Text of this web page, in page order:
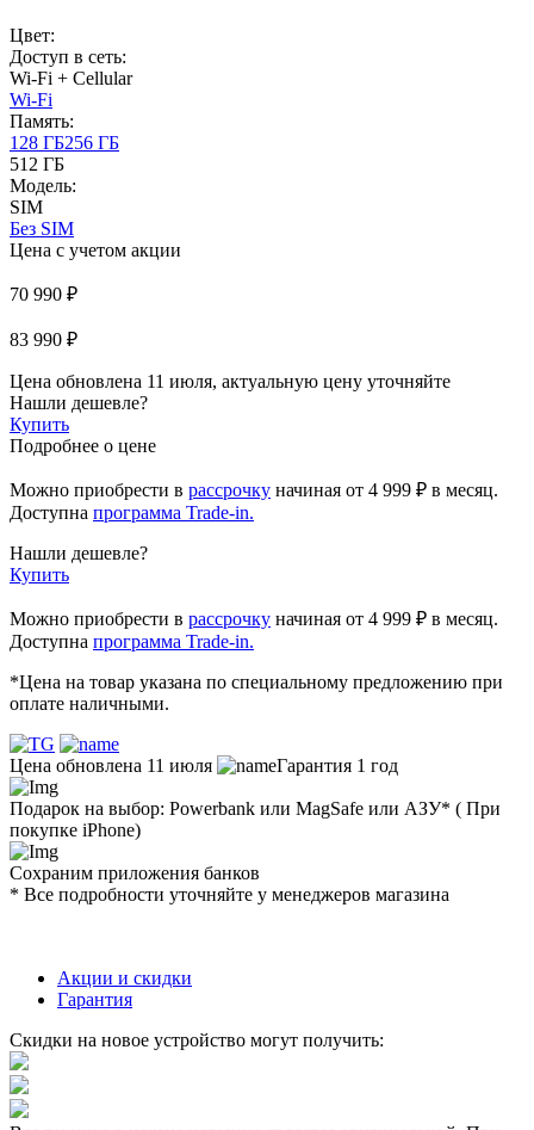
Цвет:
Доступ в сеть:
Wi-Fi + Cellular
Wi-Fi
Память:
128 ГБ256 ГБ
512 ГБ
Модель:
SIM
Без SIM
Цена с учетом акции
70 990 ₽
83 990 ₽
Цена обновлена 11 июля, актуальную цену уточняйте
Нашли дешевле?
Купить
Подробнее о цене
Можно приобрести в рассрочку начиная от 4 999 ₽ в месяц.
Доступна программа Trade-in.
Нашли дешевле?
Купить
Можно приобрести в рассрочку начиная от 4 999 ₽ в месяц.
Доступна программа Trade-in.
*Цена на товар указана по специальному предложению при
оплате наличными.
Цена обновлена 11 июля Гарантия 1 год
Подарок на выбор: Powerbank или MagSafe или AЗУ* ( При
покупке iPhone)
Сохраним приложения банков
* Все подробности уточняйте у менеджеров магазина
Акции и скидки
Гарантия
Скидки на новое устройство могут получить: